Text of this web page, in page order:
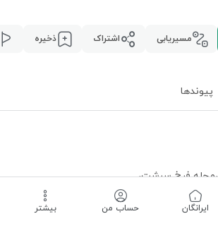
مسیریابی اشتراک ذخیره
پیوند‌ها
،محله فرخ سرشت،
مسیریابی ‌ایرانگان حساب من بیشتر